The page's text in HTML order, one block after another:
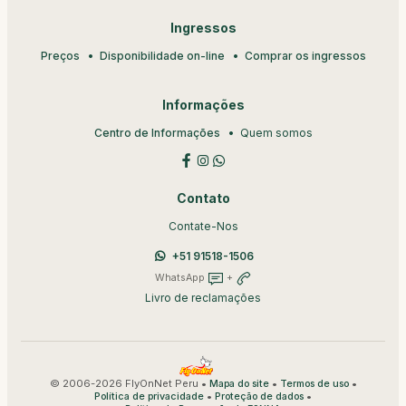
Ingressos
Preços Disponibilidade on-line Comprar os ingressos
Informações
Centro de Informações Quem somos
Contato
Contate-Nos
+51 91518-1506
WhatsApp +
Livro de reclamações
© 2006-2026 FlyOnNet Peru • Mapa do site• Termos de uso•
Política de privacidade • Proteção de dados •